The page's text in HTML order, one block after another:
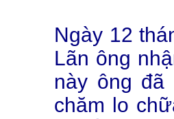
Ngày 12
Lãn ông
này ông
chăm lo